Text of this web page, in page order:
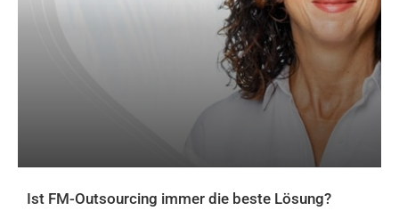
Ist FM-Outsourcing immer die beste Lösung?